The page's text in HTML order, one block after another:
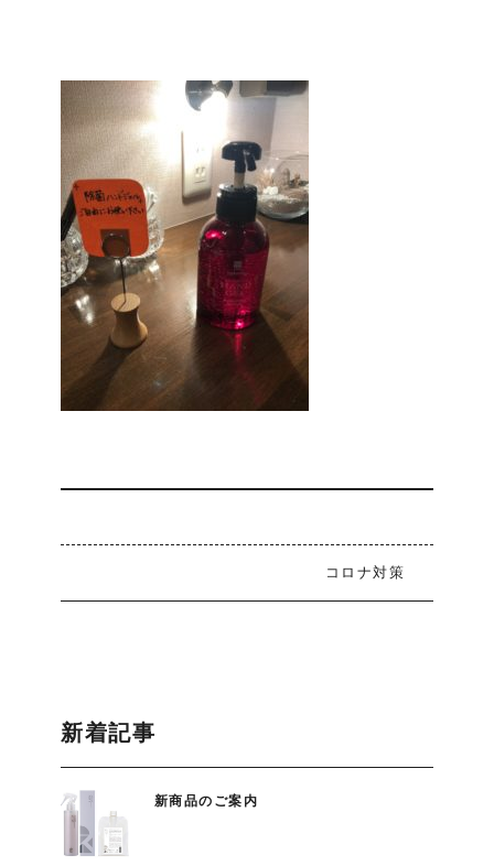
コロナ対策
新着記事
新商品のご案内